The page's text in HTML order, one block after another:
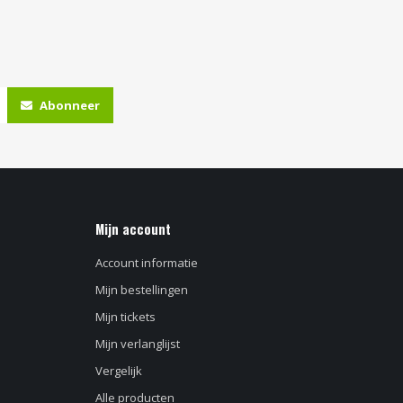
Abonneer
Mijn account
Account informatie
Mijn bestellingen
Mijn tickets
Mijn verlanglijst
Vergelijk
Alle producten